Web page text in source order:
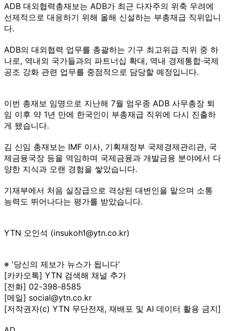
ADB 대외협력총재보는 ADB가 최근 다자주의 위축 우려에
선제적으로 대응하기 위해 올해 신설하는 부총재급 직위입니
다.
ADB의 대외협력 업무를 총괄하는 기구 최고위급 직위 중 하
나로, 역내외 국가들과의 파트너십 확대, 역내 경제통합·국제
공조 강화 관련 업무를 중점적으로 담당할 예정입니다.
이번 총재보 임명으로 지난해 7월 엄우종 ADB 사무총장 퇴
임 이후 약 1년 만에 한국인이 부총재급 직위에 다시 진출하
게 됐습니다.
김 신임 총재보는 IMF 이사, 기획재정부 국제경제관리관, 국
제금융국장 등을 역임하며 국제금융과 개발금융 분야에서 다
양한 지식과 오랜 경험을 쌓았습니다.
기재부에서 처음 실장급으로 격상된 대변인을 맡으며 소통
능력도 뛰어나다는 평가를 받았습니다.
YTN 오인석 (insukoh1@ytn.co.kr)
※ '당신의 제보가 뉴스가 됩니다'
[카카오톡] YTN 검색해 채널 추가
[전화] 02-398-8585
[메일] social@ytn.co.kr
[저작권자(c) YTN 무단전재, 재배포 및 AI 데이터 활용 금지]